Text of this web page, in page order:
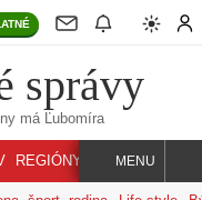
správy
má Ľubomíra
REGIÓNY INDEX SVET
MENU